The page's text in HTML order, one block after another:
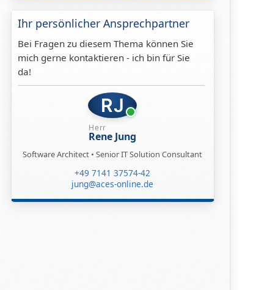
Ihr persönlicher Ansprechpartner
Bei Fragen zu diesem Thema können Sie
mich gerne kontaktieren - ich bin für Sie
da!
RJ
Herr
Rene Jung
Software Architect • Senior IT Solution Consultant
+49 7141 37574-42
jung@aces-online.de